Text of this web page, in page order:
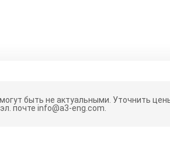
быть не актуальными. Уточнить
почте info@a3-eng.com.